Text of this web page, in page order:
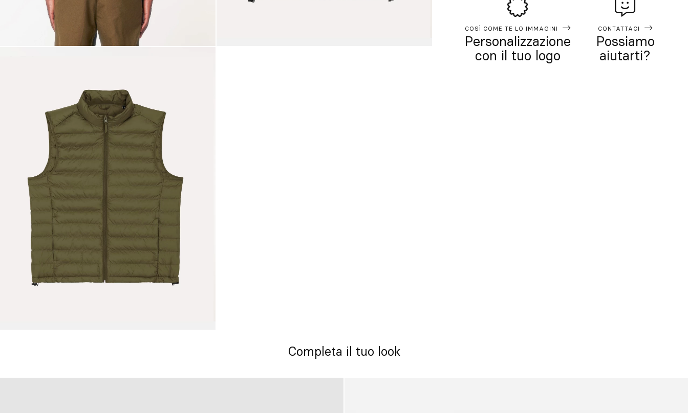
COSÌ COME TE LO IMMAGINI
Personalizzazione
con il tuo logo
CONTATTACI
Possiamo
aiutarti?
Completa il tuo look